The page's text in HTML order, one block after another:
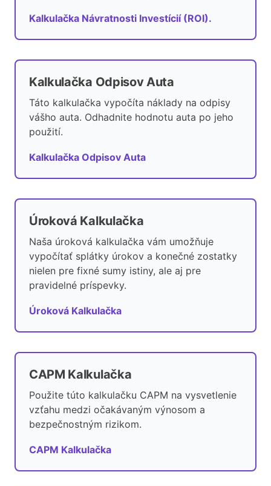
Kalkulačka Návratnosti Investícií (ROI).
Kalkulačka Odpisov Auta
Táto kalkulačka vypočíta náklady na odpisy
vášho auta. Odhadnite hodnotu auta po jeho
použití.
Kalkulačka Odpisov Auta
Úroková Kalkulačka
Naša úroková kalkulačka vám umožňuje
vypočítať splátky úrokov a konečné zostatky
nielen pre fixné sumy istiny, ale aj pre
pravidelné príspevky.
Úroková Kalkulačka
CAPM Kalkulačka
Použite túto kalkulačku CAPM na vysvetlenie
vzťahu medzi očakávaným výnosom a
bezpečnostným rizikom.
CAPM Kalkulačka